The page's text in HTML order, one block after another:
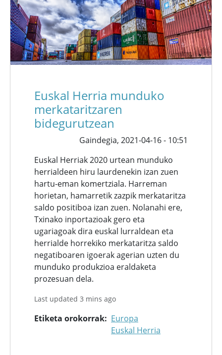
Euskal Herria munduko
merkataritzaren
bidegurutzean
Gaindegia, 2021-04-16 - 10:51
Euskal Herriak 2020 urtean munduko
herrialdeen hiru laurdenekin izan zuen
hartu-eman komertziala. Harreman
horietan, hamarretik zazpik merkataritza
saldo positiboa izan zuen. Nolanahi ere,
Txinako inportazioak gero eta
ugariagoak dira euskal lurraldean eta
herrialde horrekiko merkataritza saldo
negatiboaren igoerak agerian uzten du
munduko produkzioa eraldaketa
prozesuan dela.
Last updated 3 mins ago
Etiketa orokorrak
Europa
Euskal Herria